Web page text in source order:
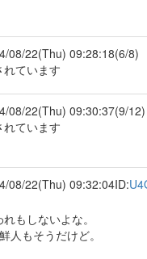
08/22(Thu) 09:28:18(6/8)
れています
08/22(Thu) 09:30:37(9/12)
れています
08/22(Thu) 09:32:04ID:
もしないよな。
人もそうだけど。